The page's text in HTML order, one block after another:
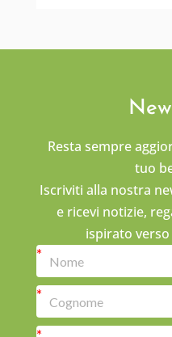
Resta sempre
tuo
Iscriviti alla nostra
e ricevi notizie,
ispirato